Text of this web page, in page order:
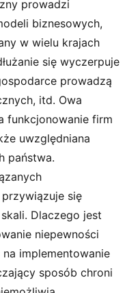
prowadzi
biznesowych,
w wielu krajach
się wyczerpuje
prowadzą
itd. Owa
funkcjonowanie firm
uwzględniana
państwa.
się
Dlaczego jest
niepewności
implementowanie
sposób chroni